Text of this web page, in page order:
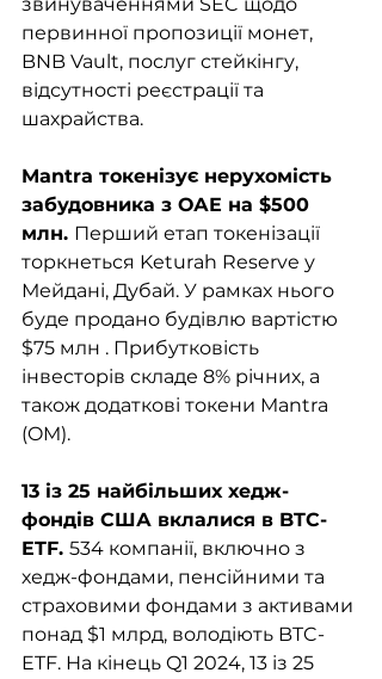
первинної пропозиції монет,
BNB Vault, послуг стейкінгу,
відсутності реєстрації та
шахрайства.
Mantra токенізує нерухомість
забудовника з ОАЕ на $500
млн. Перший етап токенізації
торкнеться Keturah Reserve у
Мейдані, Дубай. У рамках нього
буде продано будівлю вартістю
$75 млн . Прибутковість
інвесторів складе 8% річних, а
також додаткові токени Mantra
(OM).
13 із 25 найбільших хедж-
фондів США вклалися в BTC-
ETF. 534 компанії, включно з
хедж-фондами, пенсійними та
страховими фондами з активами
понад $1 млрд, володіють BTC-
ETF. На кінець Q1 2024, 13 із 25